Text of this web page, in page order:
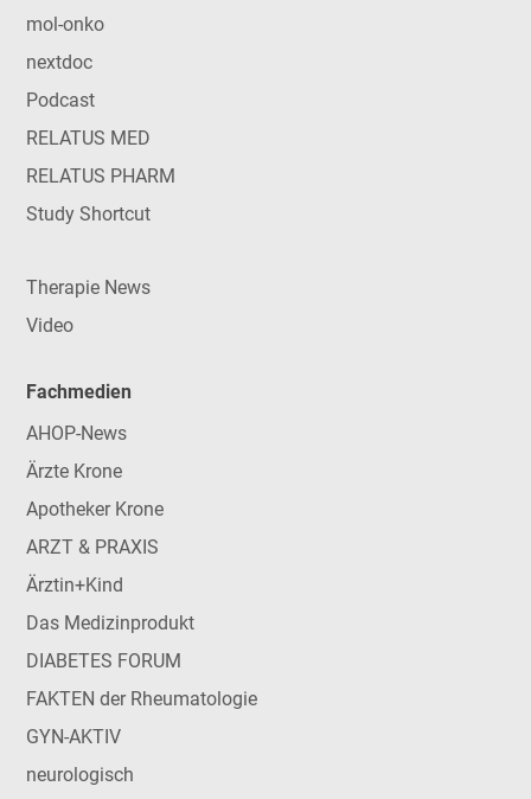
mol-onko
nextdoc
Podcast
RELATUS MED
RELATUS PHARM
Study Shortcut
Therapie News
Video
Fachmedien
AHOP-News
Ärzte Krone
Apotheker Krone
ARZT & PRAXIS
Ärztin+Kind
Das Medizinprodukt
DIABETES FORUM
FAKTEN der Rheumatologie
GYN-AKTIV
neurologisch